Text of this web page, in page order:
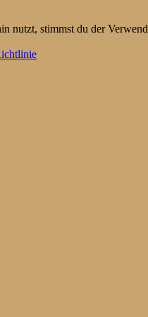
nutzt, stimmst du der